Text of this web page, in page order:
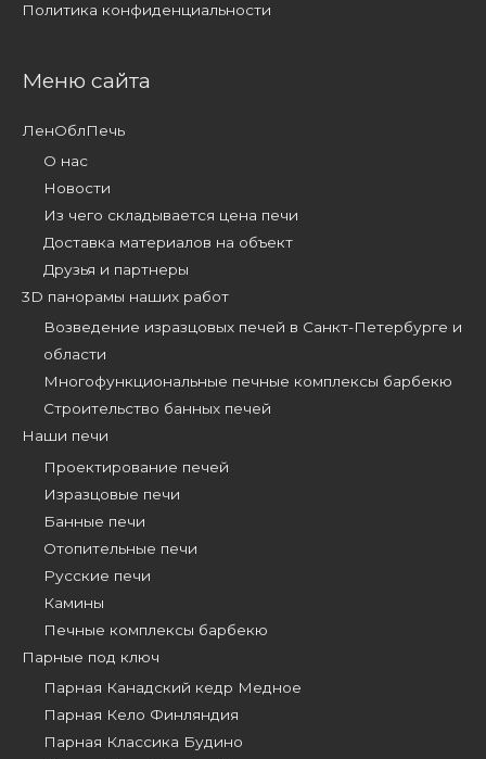
Политика конфиденциальности
Меню сайта
ЛенОблПечь
О нас
Новости
Из чего складывается цена печи
Доставка материалов на объект
Друзья и партнеры
3D панорамы наших работ
Возведение изразцовых печей в Санкт-Петербурге и
области
Многофункциональные печные комплексы барбекю
Строительство банных печей
Наши печи
Проектирование печей
Изразцовые печи
Банные печи
Отопительные печи
Русские печи
Камины
Печные комплексы барбекю
Парные под ключ
Парная Канадский кедр Медное
Парная Кело Финляндия
Парная Классика Будино